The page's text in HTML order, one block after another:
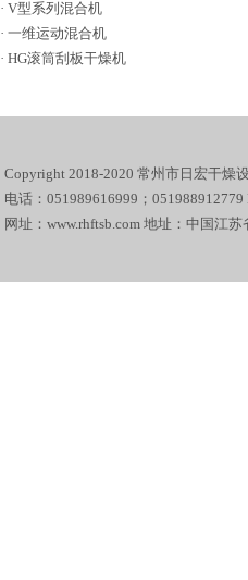
· V型系列混合机
· 一维运动混合机
· HG滚筒刮板干燥机
Copyright 2018-2020 常州市日宏干燥
电话：051989616999；
网址：www.rhftsb.com 地址：中国江